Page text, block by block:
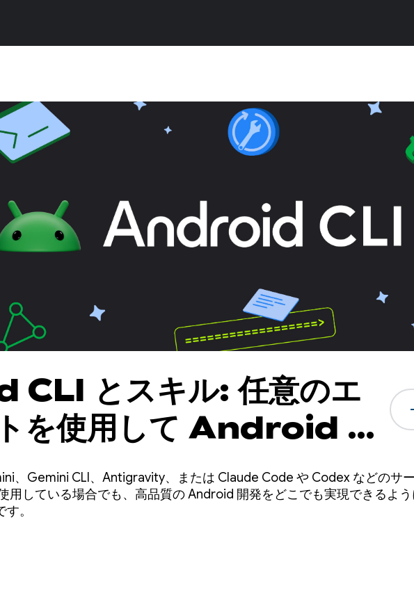
とスキル: 任意のエ
を使用して Android ア
速くビルドする
、Gemini CLI、Antigravity、または Claude Code や Codex などのサ
用している場合でも、高品質の Android 開発をどこでも実現できるよ
。